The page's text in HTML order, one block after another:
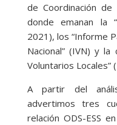
de Coordinación de
donde emanan la
2021), los “Informe
Nacional” (IVN) y
Voluntarios Locales”
A partir del
advertimos tres
relación ODS-ESS